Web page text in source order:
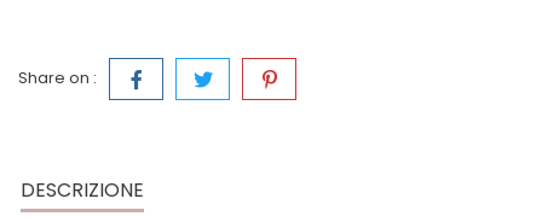
Share on :
DESCRIZIONE